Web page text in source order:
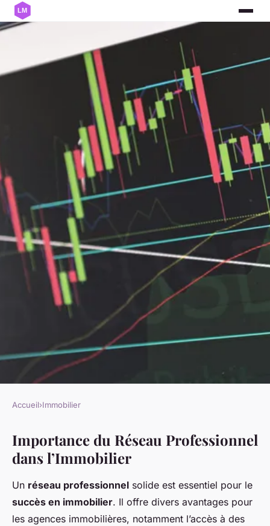
Le Pouvoir du Réseau
Professionnel : Clé de Succès
pour une Agence Immobilière
admin• 9 mars 2025 4 min de lecture
Accueil›Immobilier
Importance du Réseau Professionnel
dans l’Immobilier
Un réseau professionnel solide est essentiel pour le
succès en immobilier. Il offre divers avantages pour
les agences immobilières, notamment l’accès à des